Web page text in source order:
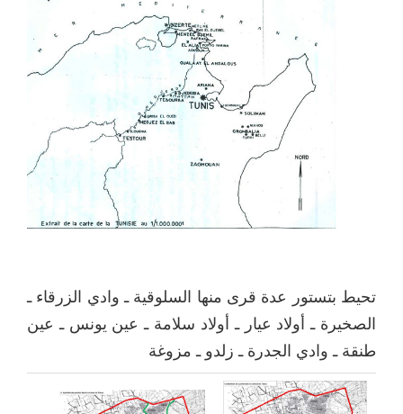
تحيط بتستور عدة قرى منها السلوقية ـ وادي الزرقاء ـ
الصخيرة ـ أولاد عيار ـ أولاد سلامة ـ عين يونس ـ عين
طنقة ـ وادي الجدرة ـ زلدو ـ مزوغة